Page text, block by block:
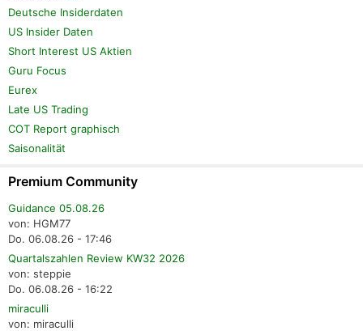
Deutsche Insiderdaten
US Insider Daten
Short Interest US Aktien
Guru Focus
Eurex
Late US Trading
COT Report graphisch
Saisonalität
Premium Community
Guidance 05.08.26
von: HGM77
Do. 06.08.26 - 17:46
Quartalszahlen Review KW32 2026
von: steppie
Do. 06.08.26 - 16:22
miraculli
von: miraculli